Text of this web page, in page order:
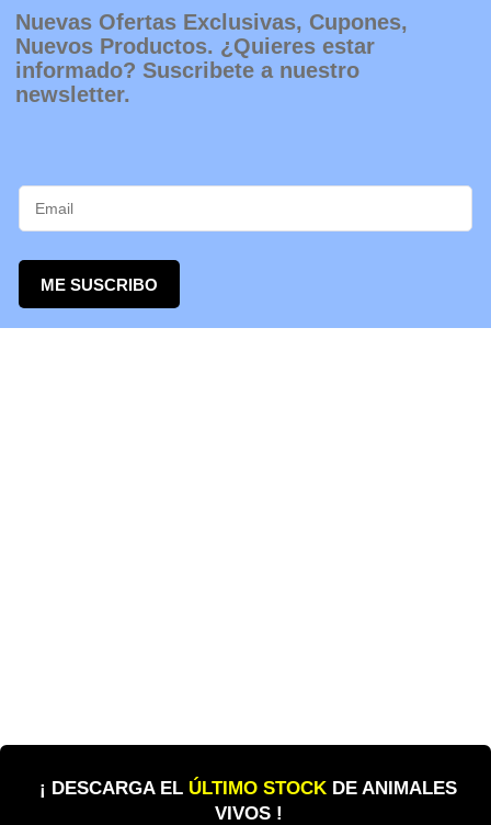
¡ DESCARGA EL ÚLTIMO STOCK DE ANIMALES
VIVOS !
Nuevas Ofertas Exclusivas, Cupones,
Nuevos Productos. ¿Quieres estar
informado? Suscribete a nuestro
newsletter.
ME SUSCRIBO